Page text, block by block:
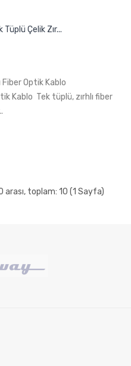
Çelik Zır...
Fiber Optik Kablo
Kablo Tek tüplü, zırhlı fiber
arası, toplam: 10 (1 Sayfa)